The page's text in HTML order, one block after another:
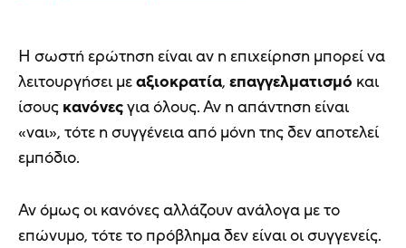
Η σωστή ερώτηση είναι αν η επιχείρηση μπορεί να
λειτουργήσει μεαξιοκρατία, επαγγελματισμό και
ίσους κανόνεςγια όλους. Αν η απάντηση είναι
«ναι», τότε η συγγένεια από μόνη της δεν αποτελεί
εμπόδιο.
Αν όμως οι κανόνες αλλάζουν ανάλογα με το
επώνυμο, τότε το πρόβλημα δεν είναι οι συγγενείς.